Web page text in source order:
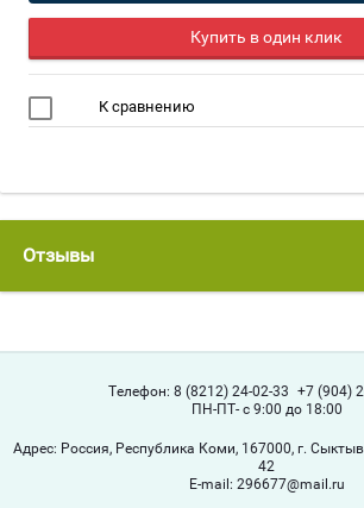
Купить в один клик
К сравнению
Отзывы
Телефон: 8 (8212) 24-02-33 +7 (904)
ПН-ПТ- с 9:00 до 18:00
Адрес: Россия, Республика Коми, 167000, г.
42
Е-mail: 296677@mail.ru